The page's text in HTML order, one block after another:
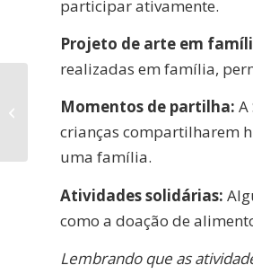
participar ativamente.
Projeto de arte em
realizadas em família,
Momentos de partilha: A
crianças compartilharem
uma família.
Atividades solidárias:
como a doação de
Lembrando que as
Objetivos da Semana